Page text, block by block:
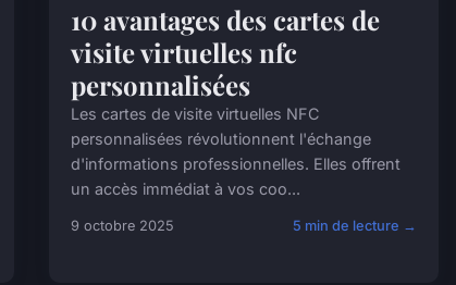
10 avantages des cartes de
visite virtuelles nfc
personnalisées
Les cartes de visite virtuelles NFC
personnalisées révolutionnent l'échange
d'informations professionnelles. Elles offrent
un accès immédiat à vos coo...
9 octobre 2025 5 min de lecture →